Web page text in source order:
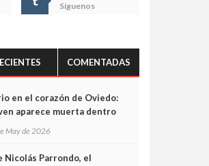
Síguenos
COMENTADAS
en el corazón de Oviedo:
aparece muerta dentro
captan sus últimos
May de 2026
Nicolás Parrondo, el